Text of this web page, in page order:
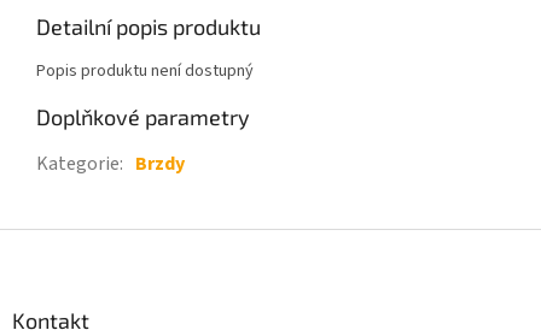
Detailní popis produktu
Popis produktu není dostupný
Doplňkové parametry
Kategorie: Brzdy
Kontakt